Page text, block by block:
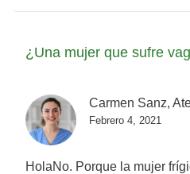
¿Una mujer que sufre
Carmen Sanz,
Febrero 4, 2021
HolaNo. Porque la mujer